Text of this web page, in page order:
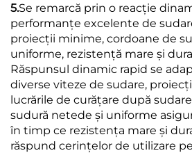
5.Se remarcă prin o reacție
performanțe excelente de
proiecții minime, cordoane de
uniforme, rezistență mare și
Răspunsul dinamic rapid se
diverse viteze de sudare,
lucrările de curățare după
sudură netede și uniforme
în timp ce rezistența mare și
răspund cerințelor de utilizare